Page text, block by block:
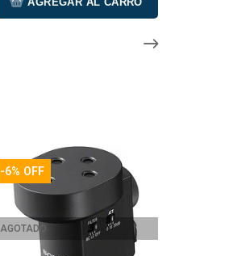
-6% OFF
AGOTADO